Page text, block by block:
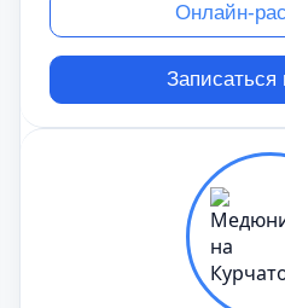
Онлайн-
Записаться